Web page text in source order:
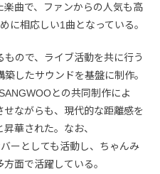
曲で、ファンからの人気も高
に相応しい1曲となっている。
ので、ライブ活動を共に行う
したサウンドを基盤に制作。
との共同制作によ
せながらも、現代的な距離感を
華された。なお、
ーとしても活動し、ちゃんみ
面で活躍している。